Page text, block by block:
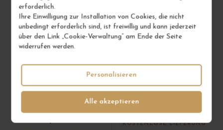
erforderlich.
Ihre Einwilligung zur Installation von Cookies, die nicht
unbedingt erforderlich sind, ist freiwillig und kann jederzeit
über den Link „Cookie-Verwaltung“ am Ende der Seite
widerrufen werden.
Alle akzeptieren
Personalisieren
100 % DER WEINE
auf Lager
ALLE UNSERE WEINE
werden einzeln verkauft
KOSTENLOSE LIEFERUNG